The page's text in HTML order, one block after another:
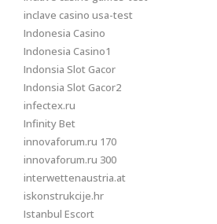
inclave casino usa-test
Indonesia Casino
Indonesia Casino1
Indonsia Slot Gacor
Indonsia Slot Gacor2
infectex.ru
Infinity Bet
innovaforum.ru 170
innovaforum.ru 300
interwettenaustria.at
iskonstrukcije.hr
Istanbul Escort